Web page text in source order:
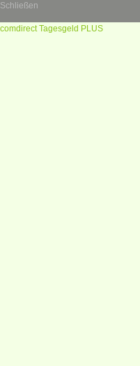
Schließen
comdirect Tagesgeld PLUS